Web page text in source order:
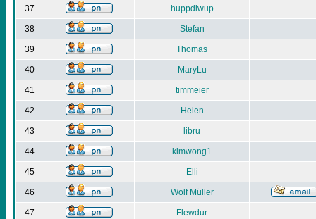
37 huppdiwup
38 Stefan
39 Thomas
40 MaryLu
41 timmeier
42 Helen
43 libru
44 kimwong1
45 Elli
46 Wolf Müller
47 Flewdur